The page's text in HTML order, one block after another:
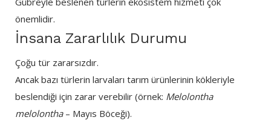
önemlidir.
İnsana Zararlılık Durumu
Çoğu tür zararsızdır.
Ancak bazı türlerin larvaları tarım ürünlerinin kökleriyle
beslendiği için zarar verebilir (örnek: Melolontha
melolontha– Mayıs Böceği).